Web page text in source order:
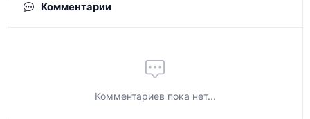
Комментарии
Комментариев пока нет...